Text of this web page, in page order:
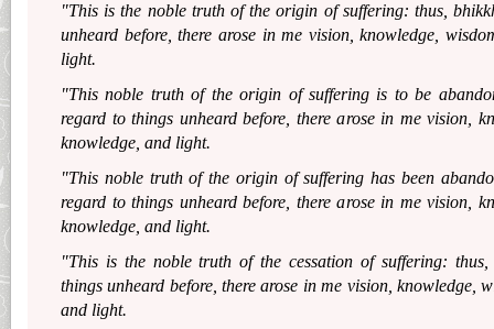
"This is the noble truth of the origin of suffering: thus,
unheard before, there arose in me vision, knowledge,
light.
"This noble truth of the origin of suffering is to be
regard to things unheard before, there arose in me vision,
knowledge, and light.
"This noble truth of the origin of suffering has been
regard to things unheard before, there arose in me vision,
knowledge, and light.
"This is the noble truth of the cessation of suffering:
things unheard before, there arose in me vision, knowledge,
and light.